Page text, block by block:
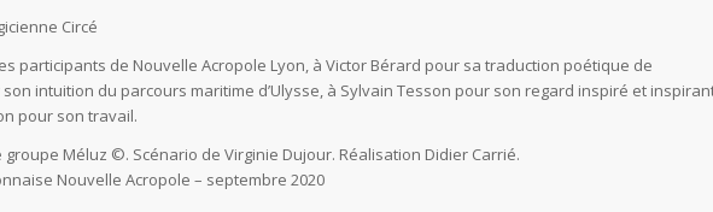
Circé
participants de Nouvelle Acropole Lyon, à Victor Bérard pour sa traduction poétique de
son intuition du parcours maritime d’Ulysse, à Sylvain Tesson pour son regard inspiré et
pour son travail.
Méluz ©. Scénario de Virginie Dujour. Réalisation Didier Carrié.
Nouvelle Acropole – septembre 2020